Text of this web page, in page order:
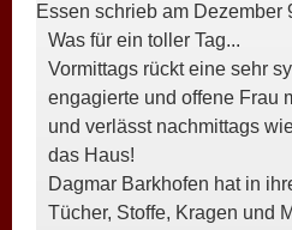
Essen schrieb am Dezember
Was für ein toller Tag...
Vormittags rückt eine sehr
engagierte und offene Frau
und verlässt nachmittags
das Haus!
Dagmar Barkhofen hat in
Tücher, Stoffe, Kragen und